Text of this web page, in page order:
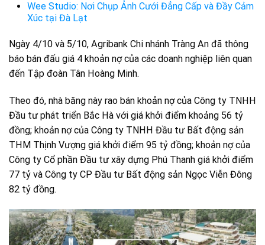
Wee Studio: Nơi Chụp Ảnh Cưới Đẳng Cấp và Đầy Cảm
Xúc tại Đà Lạt
Ngày 4/10 và 5/10, Agribank Chi nhánh Tràng An đã thông
báo bán đấu giá 4 khoản nợ của các doanh nghiệp liên quan
đến Tập đoàn Tân Hoàng Minh.
Theo đó, nhà băng này rao bán khoản nợ của Công ty TNHH
Đầu tư phát triển Bắc Hà với giá khởi điểm khoảng 56 tỷ
đồng; khoản nợ của Công ty TNHH Đầu tư Bất động sản
THM Thịnh Vượng giá khởi điểm 95 tỷ đồng; khoản nợ của
Công ty Cổ phần Đầu tư xây dựng Phú Thanh giá khởi điểm
77 tỷ và Công ty CP Đầu tư Bất động sản Ngọc Viễn Đông
82 tỷ đồng.